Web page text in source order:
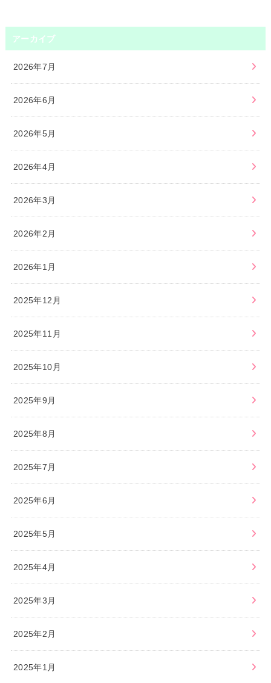
アーカイブ
2026年7月
2026年6月
2026年5月
2026年4月
2026年3月
2026年2月
2026年1月
2025年12月
2025年11月
2025年10月
2025年9月
2025年8月
2025年7月
2025年6月
2025年5月
2025年4月
2025年3月
2025年2月
2025年1月